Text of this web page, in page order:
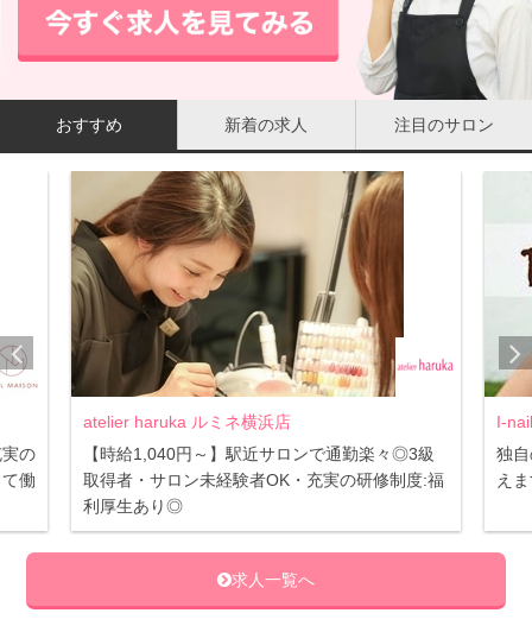
このように、キメが乱れる原因は日常に多く潜んでいま
す。
化粧のりと肌キメの関係
おすすめ 新着の求人 注目のサロン
の
働
atelier haruka ルミネ横浜店
【時給1,040円～】駅近サロンで通勤楽々◎3級
取得者・サロン未経験者OK・充実の研修制度:福
利厚生あり◎
I-
独
え
求人一覧へ